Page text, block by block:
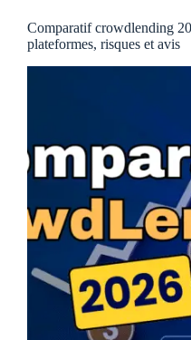
Comparatif crowdlending
plateformes, risques et avis